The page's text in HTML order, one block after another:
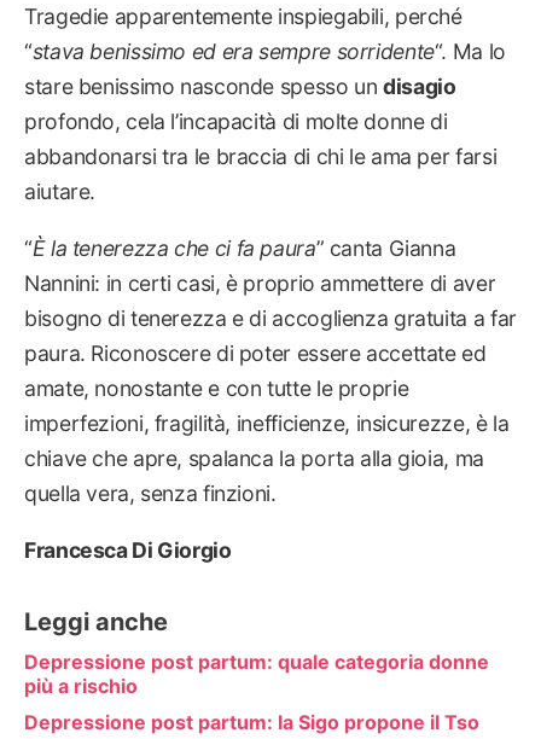
Tragedie apparentemente inspiegabili, perché
“stava benissimo ed era sempre sorridente“. Ma lo
stare benissimo nasconde spesso undisagio
profondo, cela l’incapacità di molte donne di
abbandonarsi tra le braccia di chi le ama per farsi
aiutare.
“È la tenerezza che ci fa paura” canta Gianna
Nannini: in certi casi, è proprio ammettere di aver
bisogno di tenerezza e di accoglienza gratuita a far
paura. Riconoscere di poter essere accettate ed
amate, nonostante e con tutte le proprie
imperfezioni, fragilità, inefficienze, insicurezze, è la
chiave che apre, spalanca la porta alla gioia, ma
quella vera, senza finzioni.
Francesca Di Giorgio
Leggi anche
Depressione post partum: quale categoria donne
più a rischio
Depressione post partum: la Sigo propone il Tso